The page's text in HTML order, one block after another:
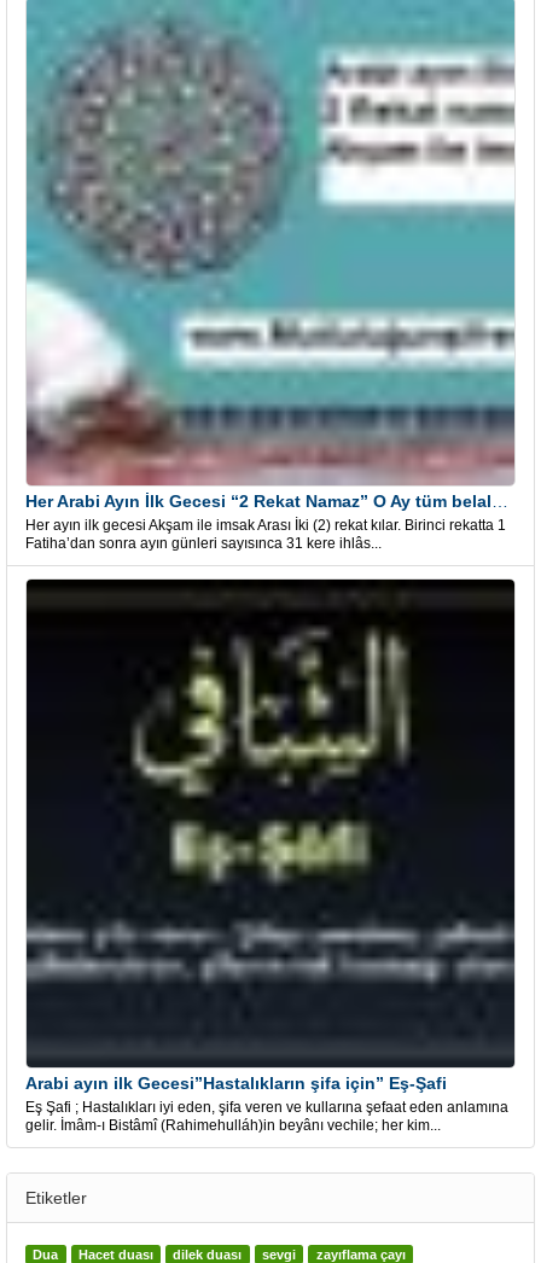
Her ayın ilk gecesi Akşam ile imsak Arası İki (2) rekat kılar. Birinci rekatta 1
Fatiha’dan sonra ayın günleri sayısınca 31 kere ihlâs...
Arabi ayın ilk Gecesi”Hastalıkların şifa için” Eş-Şafi
Eş Şafi ; Hastalıkları iyi eden, şifa veren ve kullarına şefaat eden anlamına
gelir. İmâm-ı Bistâmî (Rahimehulláh)in beyânı vechile; her kim...
Etiketler
Dua Hacet duası dilek duası sevgi zayıflama çayı